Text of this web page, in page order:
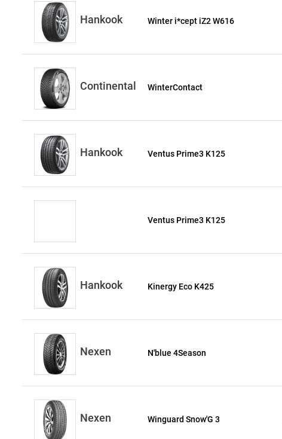
Hankook Winter i*cept iZ2 W616
Continental WinterContact
Hankook Ventus Prime3 K125
Ventus Prime3 K125
Hankook Kinergy Eco K425
Nexen N'blue 4Season
Nexen Winguard Snow'G 3